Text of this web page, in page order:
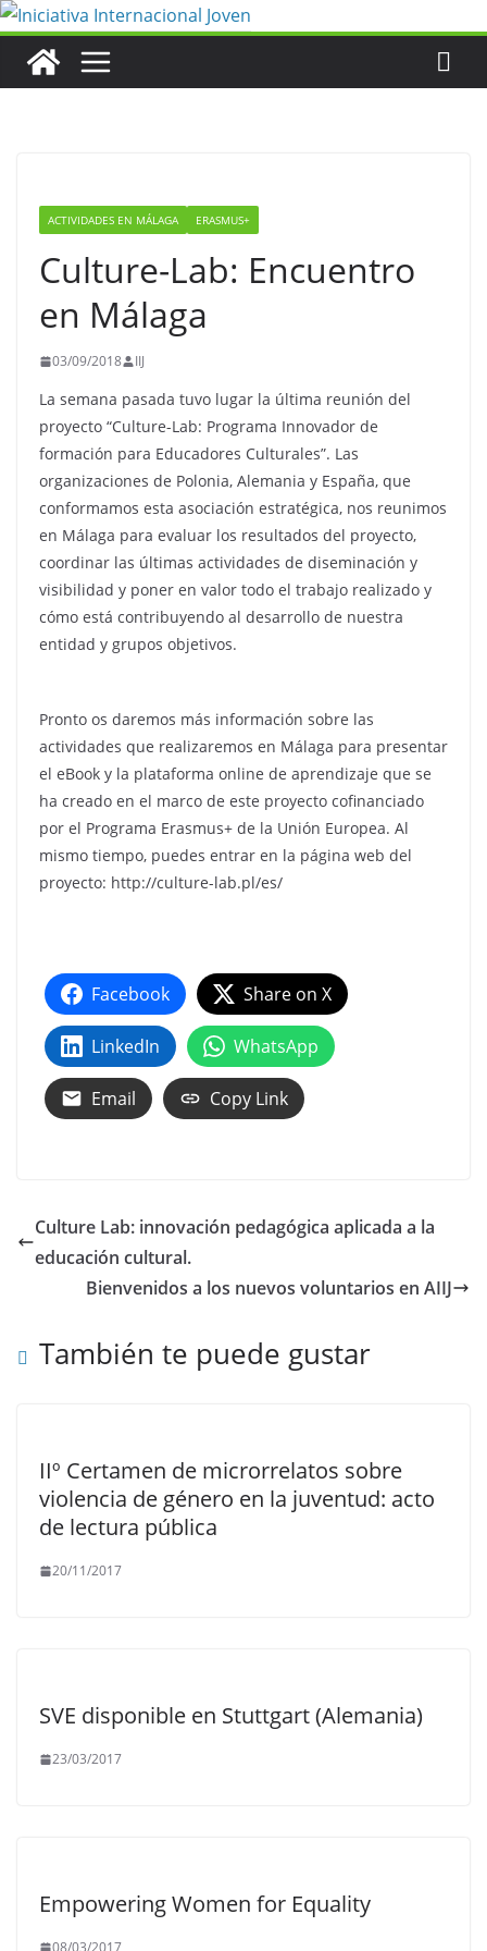
Saltar
contenido
ACTIVIDADES EN MÁLAGA ERASMUS+
Culture-Lab: Encuentro
en Málaga
03/09/2018 IIJ
La semana pasada tuvo lugar la última reunión del
proyecto “Culture-Lab: Programa Innovador de
formación para Educadores Culturales”. Las
organizaciones de Polonia, Alemania y España, que
conformamos esta asociación estratégica, nos reunimos
en Málaga para evaluar los resultados del proyecto,
coordinar las últimas actividades de diseminación y
visibilidad y poner en valor todo el trabajo realizado y
cómo está contribuyendo al desarrollo de nuestra
entidad y grupos objetivos.
Pronto os daremos más información sobre las
actividades que realizaremos en Málaga para presentar
el eBook y la plataforma online de aprendizaje que se
ha creado en el marco de este proyecto cofinanciado
por el Programa Erasmus+ de la Unión Europea. Al
mismo tiempo, puedes entrar en la página web del
proyecto: http://culture-lab.pl/es/
Facebook Share on X
LinkedIn WhatsApp
Email Copy Link
Culture Lab: innovación pedagógica aplicada a la
educación cultural.
Bienvenidos a los nuevos voluntarios en AIIJ
También te puede gustar
IIº Certamen de microrrelatos sobre
violencia de género en la juventud: acto
de lectura pública
20/11/2017
SVE disponible en Stuttgart (Alemania)
23/03/2017
Empowering Women for Equality